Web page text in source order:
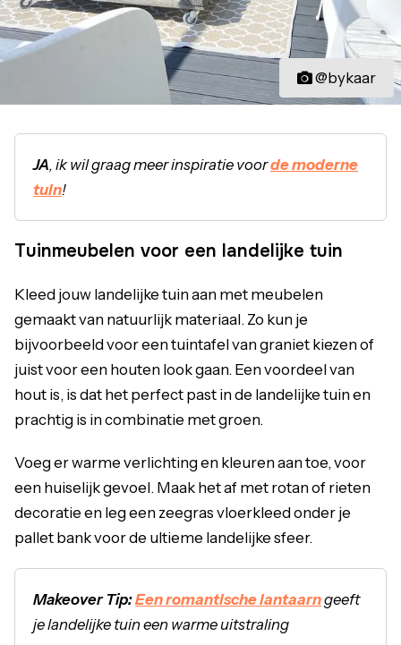
@bykaar
JA, ik wil graag meer inspiratie voorde moderne
tuin!
Tuinmeubelen voor een landelijke tuin
Kleed jouw landelijke tuin aan met meubelen
gemaakt van natuurlijk materiaal. Zo kun je
bijvoorbeeld voor een tuintafel van graniet kiezen of
juist voor een houten look gaan. Een voordeel van
hout is, is dat het perfect past in de landelijke tuin en
prachtig is in combinatie met groen.
Voeg er warme verlichting en kleuren aan toe, voor
een huiselijk gevoel. Maak het af met rotan of rieten
decoratie en leg een zeegras vloerkleed onder je
pallet bank voor de ultieme landelijke sfeer.
Makeover Tip:Een romantische lantaarngeeft
je landelijke tuin een warme uitstraling